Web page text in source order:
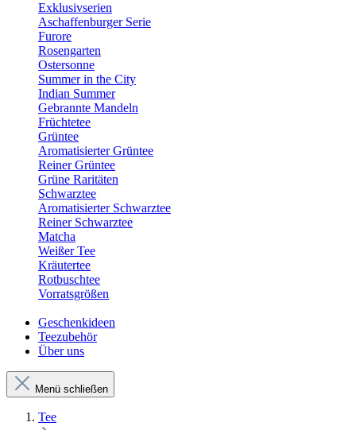
Exklusivserien
Aschaffenburger Serie
Furore
Rosengarten
Ostersonne
Summer in the City
Indian Summer
Gebrannte Mandeln
Früchtetee
Grüntee
Aromatisierter Grüntee
Reiner Grüntee
Grüne Raritäten
Schwarztee
Aromatisierter Schwarztee
Reiner Schwarztee
Matcha
Weißer Tee
Kräutertee
Rotbuschtee
Vorratsgrößen
Geschenkideen
Teezubehör
Über uns
Menü schließen
Tee